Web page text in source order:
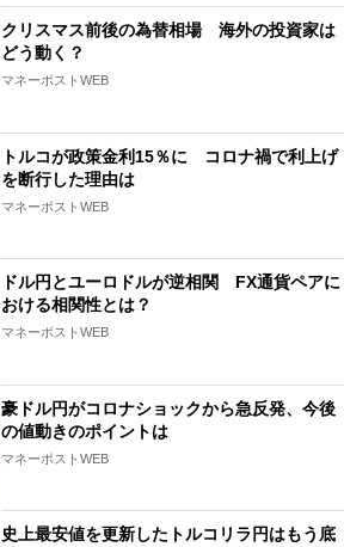
クリスマス前後の為替相場 海外の投資家は
どう動く？
マネーポストWEB
トルコが政策金利15％に コロナ禍で利上げ
を断行した理由は
マネーポストWEB
ドル円とユーロドルが逆相関 FX通貨ペアに
おける相関性とは？
マネーポストWEB
豪ドル円がコロナショックから急反発、今後
の値動きのポイントは
マネーポストWEB
史上最安値を更新したトルコリラ円はもう底